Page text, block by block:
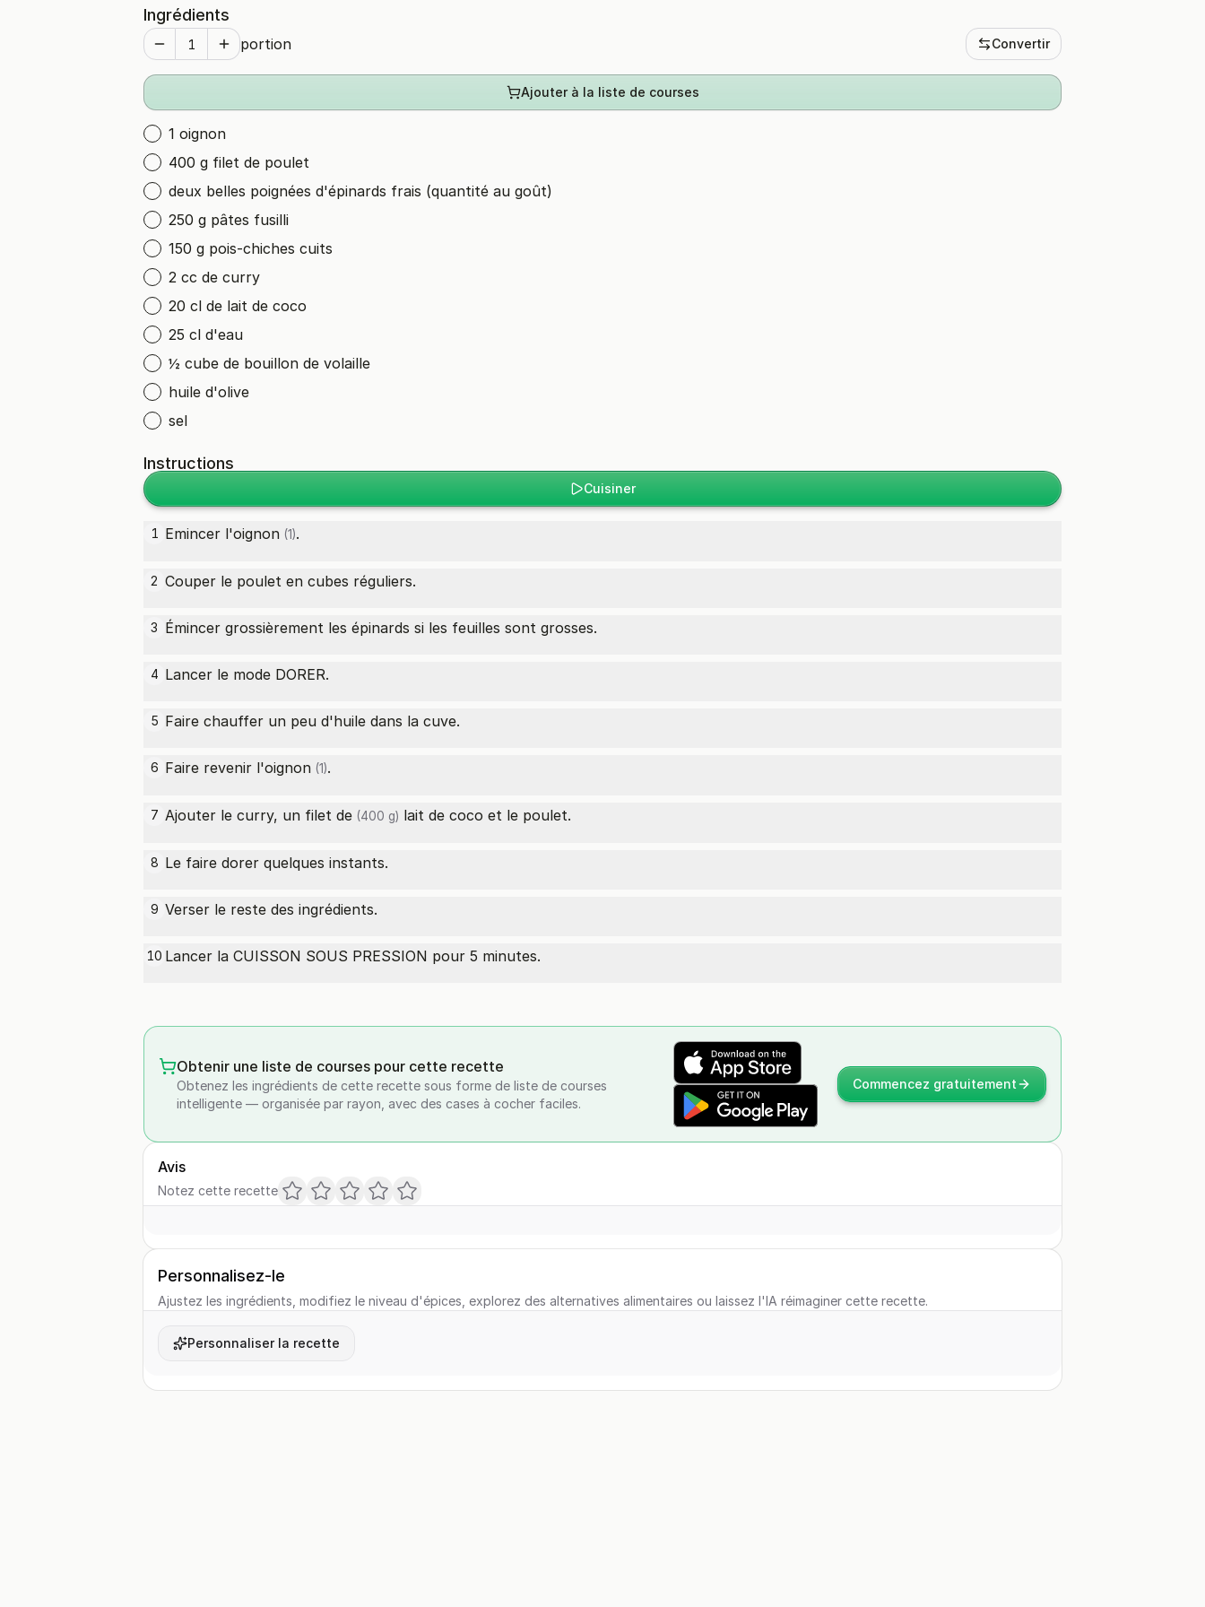
Ingrédients
portion Convertir
Ajouter à la liste de courses
1 oignon
400 g filet de poulet
deux belles poignées d'épinards frais (quantité au goût)
250 g pâtes fusilli
150 g pois-chiches cuits
2 cc de curry
20 cl de lait de coco
25 cl d'eau
½ cube de bouillon de volaille
huile d'olive
sel
Instructions
Cuisiner
1 Emincer l'oignon (1).
2 Couper le poulet en cubes réguliers.
3 Émincer grossièrement les épinards si les feuilles sont grosses.
4 Lancer le mode DORER.
5 Faire chauffer un peu d'huile dans la cuve.
6 Faire revenir l'oignon (1).
7 Ajouter le curry, un filet de (400 g) lait de coco et le poulet.
8 Le faire dorer quelques instants.
9 Verser le reste des ingrédients.
10 Lancer la CUISSON SOUS PRESSION pour 5 minutes.
Obtenir une liste de courses pour cette recette
Obtenez les ingrédients de cette recette sous forme de liste de courses
intelligente — organisée par rayon, avec des cases à cocher faciles.
Commencez gratuitement
Avis
Notez cette recette
Personnalisez-le
Ajustez les ingrédients, modifiez le niveau d'épices, explorez des alternatives alimentaires ou laissez l'IA réimaginer cette recette.
Personnaliser la recette